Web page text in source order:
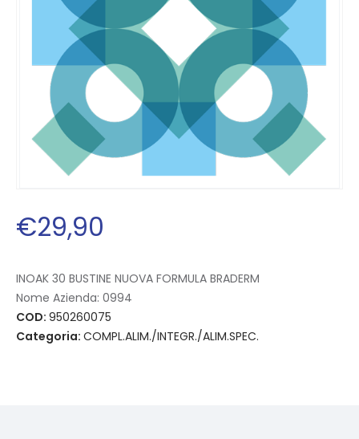
€29,90
INOAK 30 BUSTINE NUOVA FORMULA BRADERM
Nome Azienda: 0994
COD: 950260075
Categoria: COMPL.ALIM./INTEGR./ALIM.SPEC.